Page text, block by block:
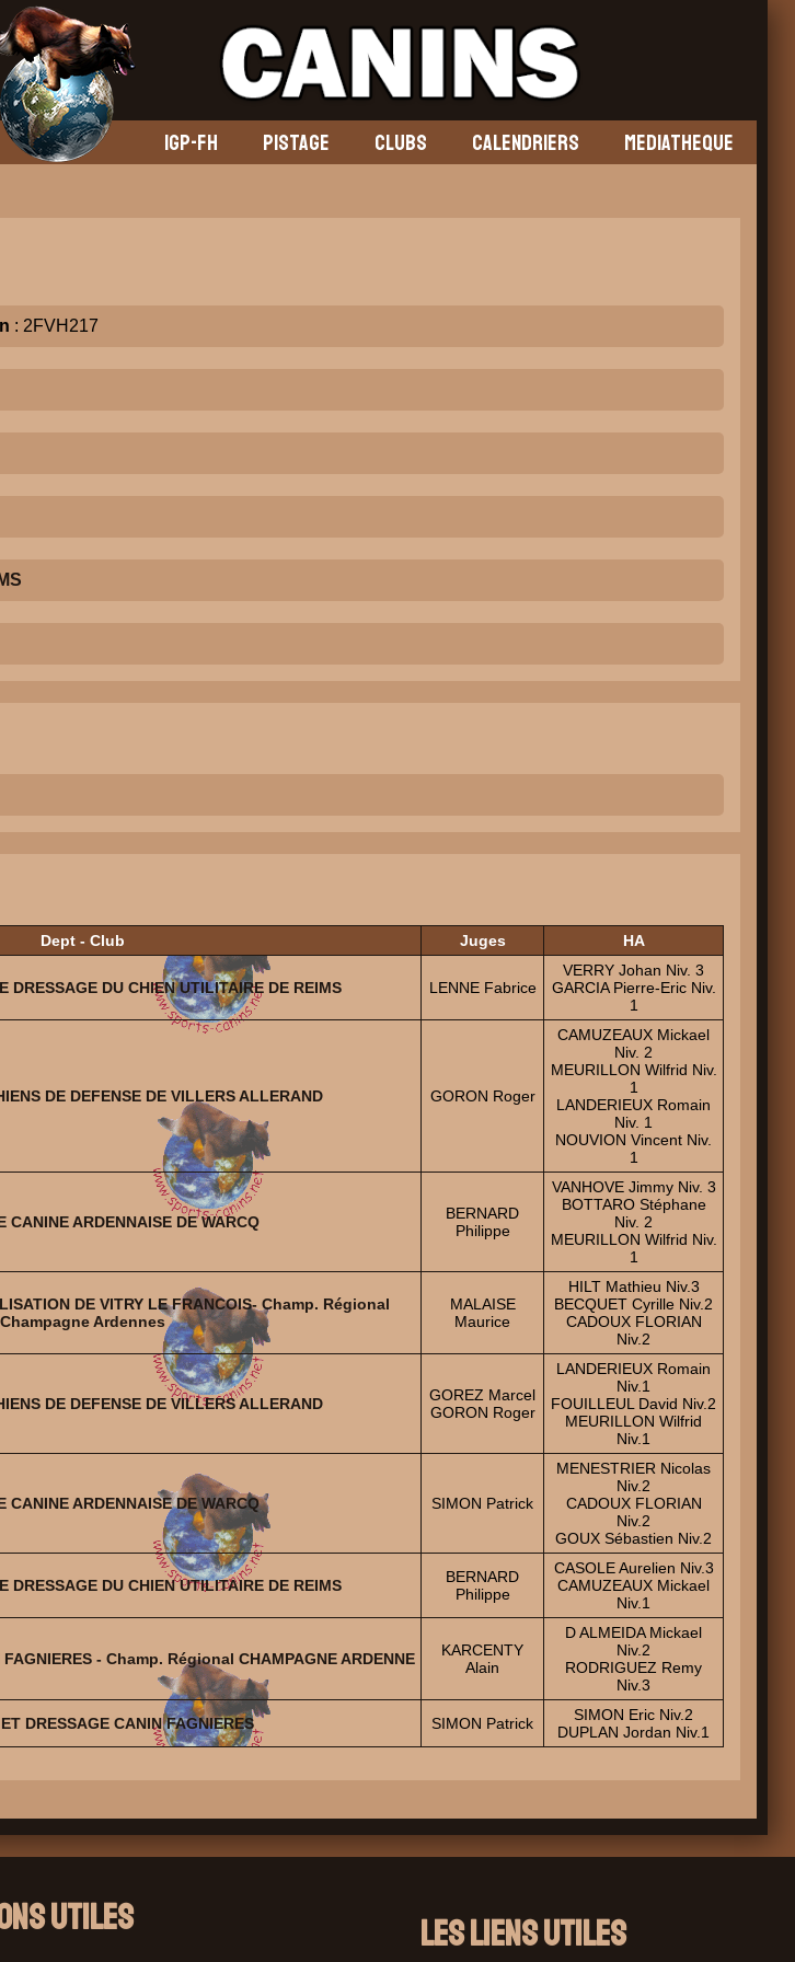
IGP-FH PISTAGE CLUBS CALENDRIERS MEDIATHEQUE
: 2FVH217
Dept - Club Juges HA
DRESSAGE DU CHIEN UTILITAIRE DE REIMS LENNE Fabrice
VERRY Johan Niv. 3
GARCIA Pierre-Eric Niv.
1
DE DEFENSE DE VILLERS ALLERAND GORON Roger
CAMUZEAUX Mickael
Niv. 2
MEURILLON Wilfrid Niv.
1
LANDERIEUX Romain
Niv. 1
NOUVION Vincent Niv.
1
CANINE ARDENNAISE DE WARCQ
BERNARD
Philippe
VANHOVE Jimmy Niv. 3
BOTTARO Stéphane
Niv. 2
MEURILLON Wilfrid Niv.
1
DE VITRY LE FRANCOIS- Champ. Régional
Champagne Ardennes
MALAISE
Maurice
HILT Mathieu Niv.3
BECQUET Cyrille Niv.2
CADOUX FLORIAN
Niv.2
DE DEFENSE DE VILLERS ALLERAND
GOREZ Marcel
GORON Roger
LANDERIEUX Romain
Niv.1
FOUILLEUL David Niv.2
MEURILLON Wilfrid
Niv.1
CANINE ARDENNAISE DE WARCQ SIMON Patrick
MENESTRIER Nicolas
Niv.2
CADOUX FLORIAN
Niv.2
GOUX Sébastien Niv.2
DRESSAGE DU CHIEN UTILITAIRE DE REIMS
BERNARD
Philippe
CASOLE Aurelien Niv.3
CAMUZEAUX Mickael
Niv.1
- Champ. Régional CHAMPAGNE ARDENNE
KARCENTY
Alain
D ALMEIDA Mickael
Niv.2
RODRIGUEZ Remy
Niv.3
DRESSAGE CANIN FAGNIERES SIMON Patrick
SIMON Eric Niv.2
DUPLAN Jordan Niv.1
Utiles Les liens utiles